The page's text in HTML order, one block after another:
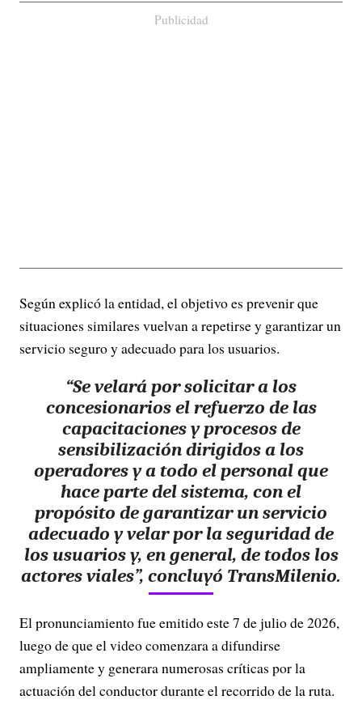
Publicidad
Según explicó la entidad, el objetivo es prevenir que
situaciones similares vuelvan a repetirse y garantizar un
servicio seguro y adecuado para los usuarios.
“Se velará por solicitar a los
concesionarios el refuerzo de las
capacitaciones y procesos de
sensibilización dirigidos a los
operadores y a todo el personal que
hace parte del sistema, con el
propósito de garantizar un servicio
adecuado y velar por la seguridad de
los usuarios y, en general, de todos los
actores viales”, concluyó TransMilenio.
El pronunciamiento fue emitido este 7 de julio de 2026,
luego de que el video comenzara a difundirse
ampliamente y generara numerosas críticas por la
actuación del conductor durante el recorrido de la ruta.